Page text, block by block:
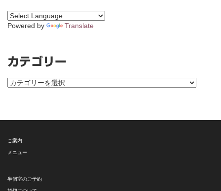
Powered by Translate
カテゴリー
カ
ー
ご案内
メニュー
半個室のご予約